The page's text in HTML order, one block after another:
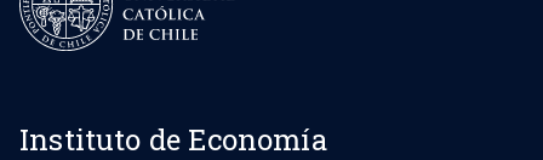
Instituto de Economía